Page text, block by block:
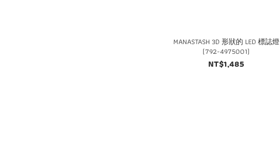
MANASTASH 3D 形狀的 LED 標誌燈
(792-4975001)
NT$1,485